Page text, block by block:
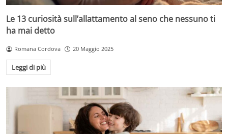
Le 13 curiosità sull’allattamento al seno che nessuno ti
ha mai detto
Romana Cordova 20 Maggio 2025
Leggi di più